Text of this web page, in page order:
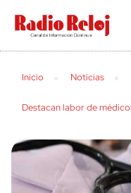
cerrar
Inicio Noticias
Destacan labor de